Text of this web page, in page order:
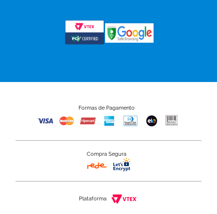
Formas de Pagamento
Compra Segura
Plataforma